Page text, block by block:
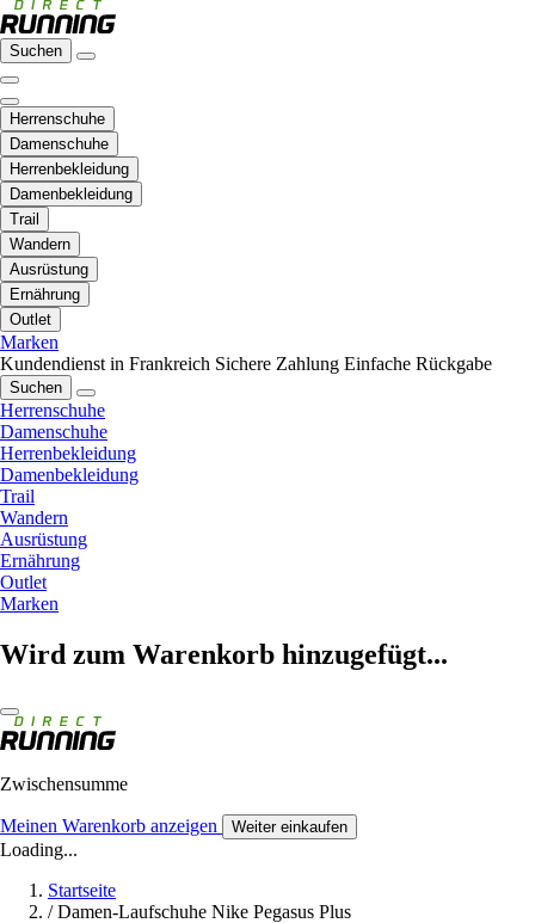
Suchen
Herrenschuhe
Damenschuhe
Herrenbekleidung
Damenbekleidung
Trail
Wandern
Ausrüstung
Ernährung
Outlet
Marken
Kundendienst in Frankreich Sichere Zahlung Einfache Rückgabe
Suchen
Herrenschuhe
Damenschuhe
Herrenbekleidung
Damenbekleidung
Trail
Wandern
Ausrüstung
Ernährung
Outlet
Marken
Wird zum Warenkorb hinzugefügt...
Zwischensumme
Meinen Warenkorb anzeigen Weiter einkaufen
Loading...
Startseite
/ Damen-Laufschuhe Nike Pegasus Plus